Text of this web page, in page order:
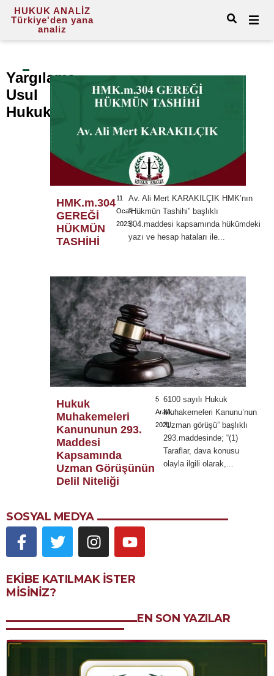
HUKUK ANALİZ
Türkiye'den yana
analiz
Yargılama
Usul
Hukuku
HMK.m.304
GEREĞİ
HÜKMÜN
TASHİHİ
11
Ocak
2023
Av. Ali Mert KARAKILÇIK HMK’nın
“Hükmün Tashihi” başlıklı
304.maddesi kapsamında hükümdeki
yazı ve hesap hataları ile...
Hukuk
Muhakemeleri
Kanununun 293.
Maddesi
Kapsamında
Uzman Görüşünün
Delil Niteliği
5
Aralık
2021
6100 sayılı Hukuk
Muhakemeleri Kanunu’nun
“Uzman görüşü” başlıklı
293.maddesinde; “(1)
Taraflar, dava konusu
olayla ilgili olarak,...
SOSYAL MEDYA
EKIBE KATILMAK ISTER
MISINIZ?
EN SON YAZILAR